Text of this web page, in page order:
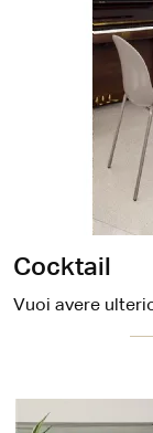
Cocktail